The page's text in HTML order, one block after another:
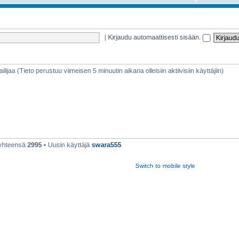
| Kirjaudu automaattisesti sisään.
(Tieto perustuu viimeisen 5 minuutin aikana olleisiin aktiivisiin käyttäjiin)
2995 • Uusin käyttäjä swara555
Switch to mobile style